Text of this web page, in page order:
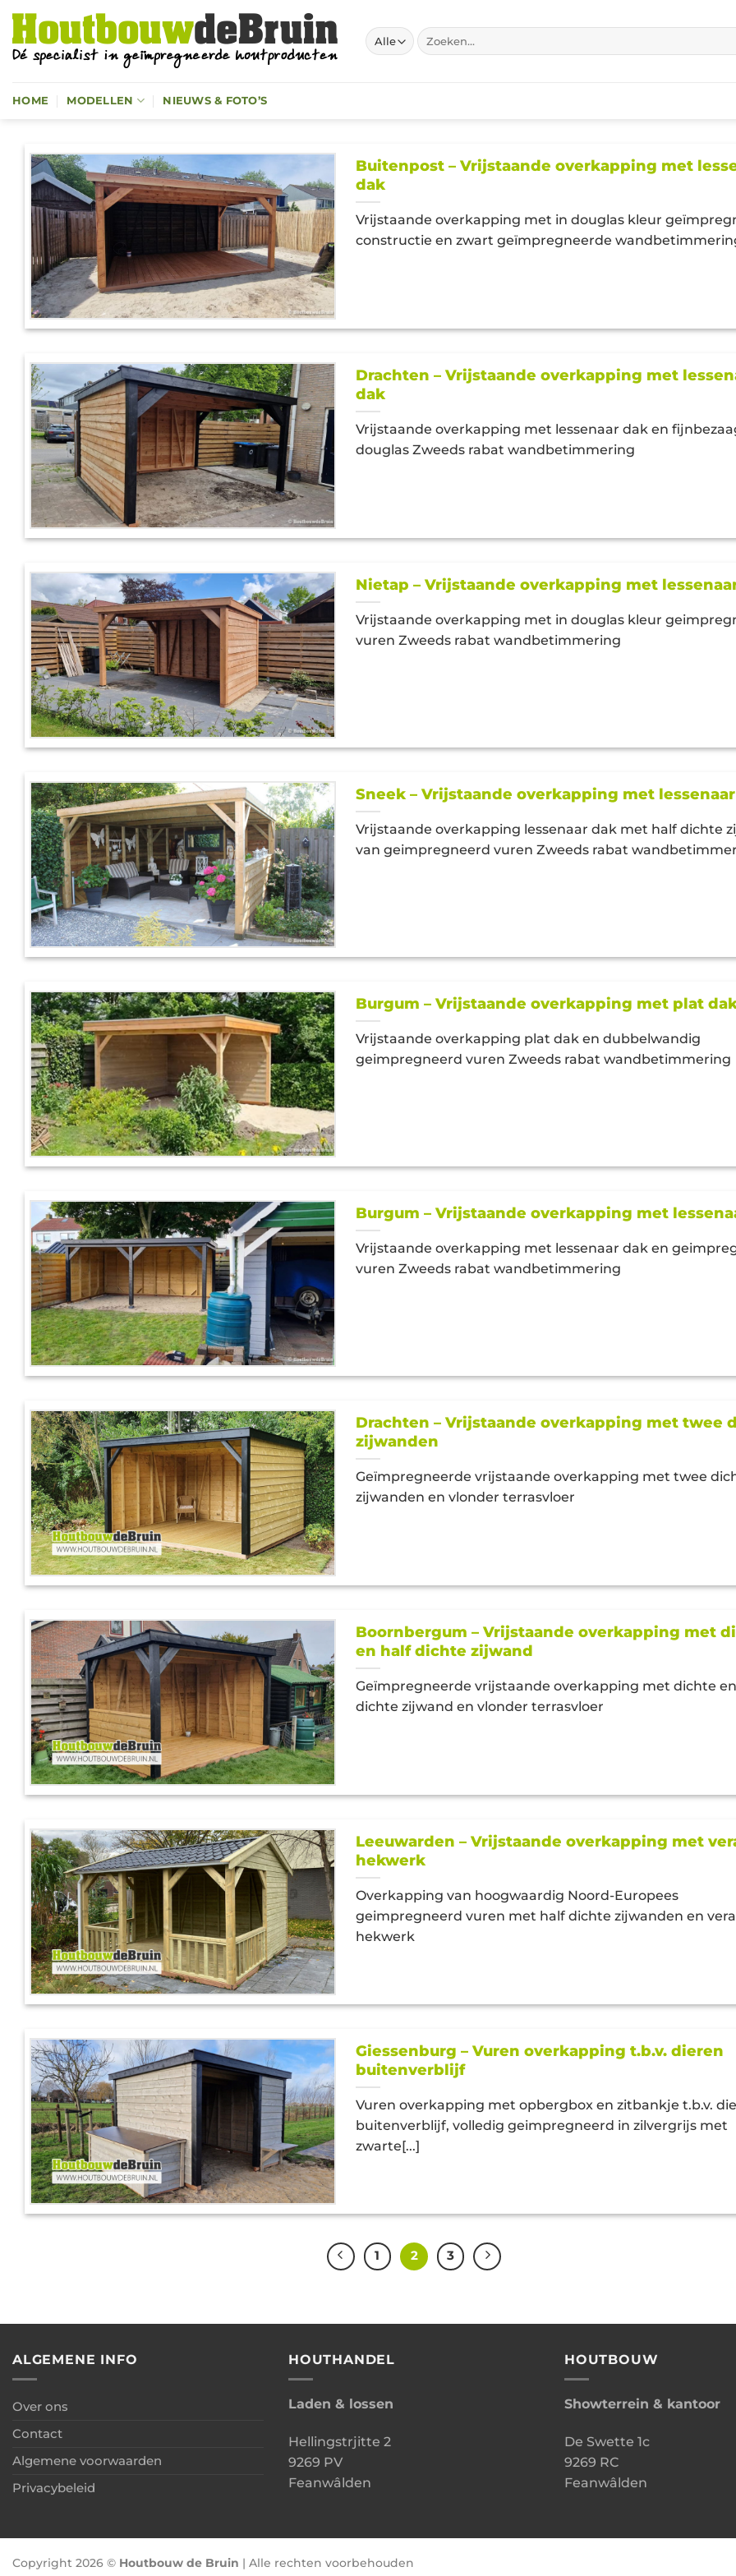
Ga
naar
inhoud
Zoeken
naar:
HOME MODELLEN NIEUWS & FOTO’S
Buitenpost – Vrijstaande overkapping met
dak
Vrijstaande overkapping met in douglas kleur
constructie en zwart geïmpregneerde
Drachten – Vrijstaande overkapping met
dak
Vrijstaande overkapping met lessenaar dak en
douglas Zweeds rabat wandbetimmering
Nietap – Vrijstaande overkapping met
Vrijstaande overkapping met in douglas kleur
vuren Zweeds rabat wandbetimmering
Sneek – Vrijstaande overkapping met
Vrijstaande overkapping lessenaar dak met half dichte
van geimpregneerd vuren Zweeds rabat
Burgum – Vrijstaande overkapping met plat
Vrijstaande overkapping plat dak en dubbelwandig
geimpregneerd vuren Zweeds rabat wandbetimmering
Burgum – Vrijstaande overkapping met
Vrijstaande overkapping met lessenaar dak en
vuren Zweeds rabat wandbetimmering
Drachten – Vrijstaande overkapping met twee
zijwanden
Geïmpregneerde vrijstaande overkapping met twee
zijwanden en vlonder terrasvloer
Boornbergum – Vrijstaande overkapping met
en half dichte zijwand
Geïmpregneerde vrijstaande overkapping met dichte
dichte zijwand en vlonder terrasvloer
Leeuwarden – Vrijstaande overkapping met
hekwerk
Overkapping van hoogwaardig Noord-Europees
geimpregneerd vuren met half dichte zijwanden en
hekwerk
Giessenburg – Vuren overkapping t.b.v. dieren
buitenverblijf
Vuren overkapping met opbergbox en zitbankje t.b.v.
buitenverblijf, volledig geimpregneerd in zilvergrijs met
zwarte[...]
1 2 3
ALGEMENE INFO
Over ons
Contact
Algemene voorwaarden
Privacybeleid
HOUTHANDEL
Laden & lossen
Hellingstrjitte 2
9269 PV
Feanwâlden
HOUTBOUW
Showterrein & kantoor
De Swette 1c
9269 RC
Feanwâlden
Copyright 2026 © Houtbouw de Bruin | Alle rechten voorbehouden